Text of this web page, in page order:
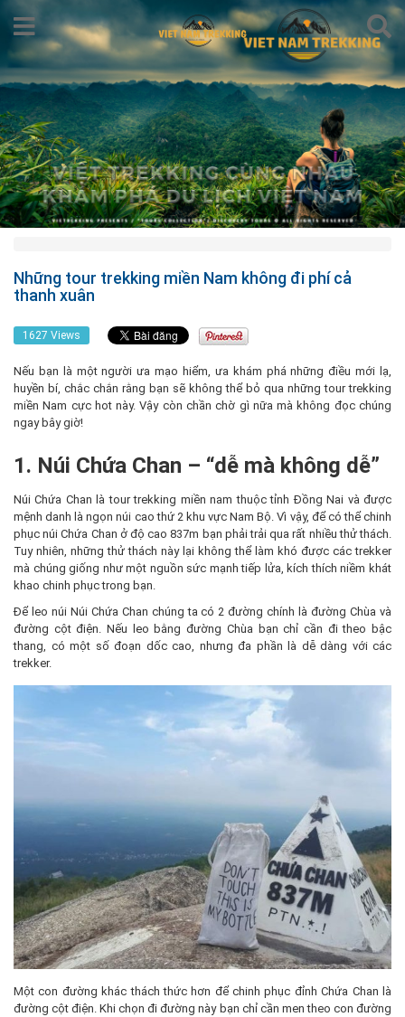
Những tour trekking miền Nam không đi phí cả
thanh xuân
1627 Views
Nếu bạn là một người ưa mạo hiểm, ưa khám phá những điều mới lạ,
huyền bí, chắc chắn rằng bạn sẽ không thể bỏ qua những tour trekking
miền Nam cực hot này. Vậy còn chần chờ gì nữa mà không đọc chúng
ngay bây giờ!
1. Núi Chứa Chan – “dễ mà không dễ”
Núi Chứa Chan là tour trekking miền nam thuộc tỉnh Đồng Nai và được
mệnh danh là ngọn núi cao thứ 2 khu vực Nam Bộ. Vì vậy, để có thể chinh
phục núi Chứa Chan ở độ cao 837m bạn phải trải qua rất nhiều thử thách.
Tuy nhiên, những thử thách này lại không thể làm khó được các trekker
mà chúng giống như một nguồn sức mạnh tiếp lửa, kích thích niềm khát
khao chinh phục trong bạn.
Để leo núi Núi Chứa Chan chúng ta có 2 đường chính là đường Chùa và
đường cột điện. Nếu leo bằng đường Chùa bạn chỉ cần đi theo bậc
thang, có một số đoạn dốc cao, nhưng đa phần là dễ dàng với các
trekker.
Một con đường khác thách thức hơn để chinh phục đỉnh Chứa Chan là
đường cột điện. Khi chọn đi đường này bạn chỉ cần men theo con đường